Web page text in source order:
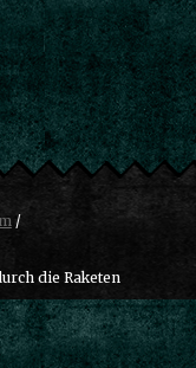
/
die Raketen